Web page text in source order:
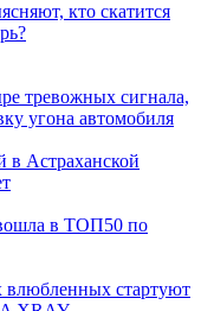
кто скатится
тревожных сигнала,
угона автомобиля
в Астраханской
вошла в ТОП50 по
влюбленных стартуют